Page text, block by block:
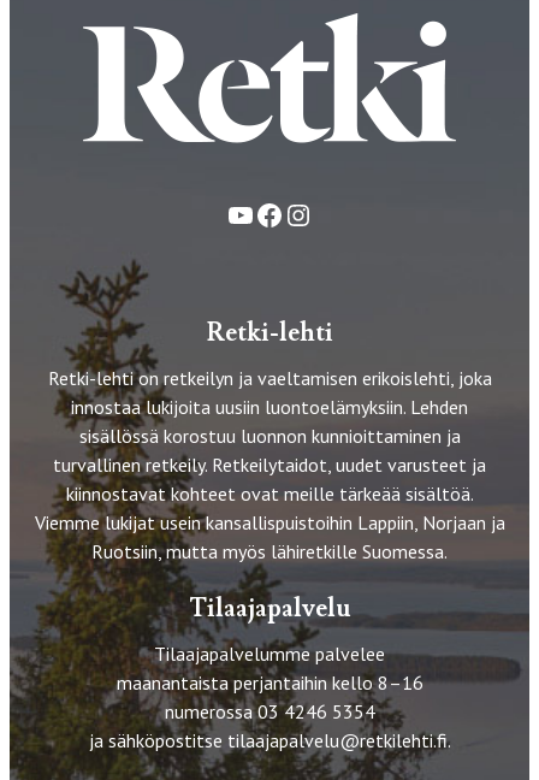
YouTube
FacebookInstagram
Retki-lehti
Retki-lehti on retkeilyn ja vaeltamisen erikoislehti, joka
innostaa lukijoita uusiin luontoelämyksiin. Lehden
sisällössä korostuu luonnon kunnioittaminen ja
turvallinen retkeily. Retkeilytaidot, uudet varusteet ja
kiinnostavat kohteet ovat meille tärkeää sisältöä.
Viemme lukijat usein kansallispuistoihin Lappiin, Norjaan ja
Ruotsiin, mutta myös lähiretkille Suomessa.
Tilaajapalvelu
Tilaajapalvelumme palvelee
maanantaista perjantaihin kello 8–16
numerossa 03 4246 5354
ja sähköpostitse tilaajapalvelu@retkilehti.fi.